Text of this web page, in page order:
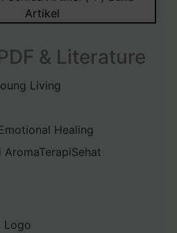
Artikel
& Literature
Living
Healing
AromaTerapiSehat
Logo